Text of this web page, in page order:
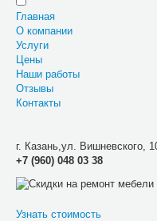
Главная
О компании
Услуги
Цены
Наши работы
Отзывы
Контакты
г. Казань,ул. Вишневского,
+7 (960) 048 03 38
Узнать стоимость